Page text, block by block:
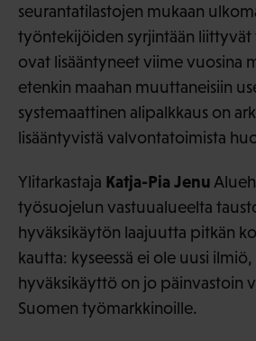
seurantatilastojen mukaan
työntekijöiden syrjintään
ovat lisääntyneet viime vuosina
etenkin maahan muuttaneisiin
systemaattinen alipalkkaus on
lisääntyvistä valvontatoimista
Ylitarkastaja Katja-Pia Jenu
työsuojelun vastuualueelta
hyväksikäytön laajuutta pitkän
kautta: kyseessä ei ole uusi
hyväksikäyttö on jo päinvastoin
Suomen työmarkkinoille.